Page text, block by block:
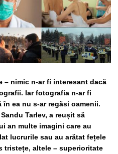
– nimic n-ar fi interesant dacă
Iar fotografia n-ar fi
ea nu s-ar regăsi oamenii.
Tarlev, a reușit să
an multe imagini care au
lucrurile sau au arătat fețele
tristețe, altele – superioritate